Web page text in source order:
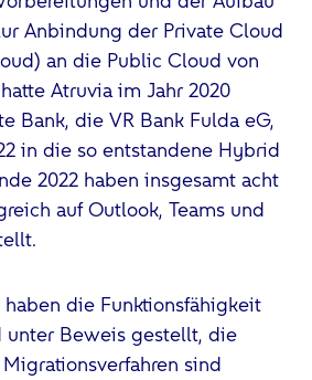
Anbindung der Private Cloud
an die Public Cloud von
Atruvia im Jahr 2020
Bank, die VR Bank Fulda eG,
in die so entstandene Hybrid
2022 haben insgesamt acht
auf Outlook, Teams und
die Funktionsfähigkeit
Beweis gestellt, die
sind